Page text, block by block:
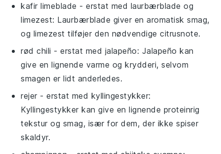
kafir limeblade - erstat med laurbærblade og
limezest: Laurbærblade giver en aromatisk smag,
og limezest tilføjer den nødvendige citrusnote.
rød chili - erstat med jalapeño: Jalapeño kan
give en lignende varme og krydderi, selvom
smagen er lidt anderledes.
rejer - erstat med kyllingestykker:
Kyllingestykker kan give en lignende proteinrig
tekstur og smag, især for dem, der ikke spiser
skaldyr.